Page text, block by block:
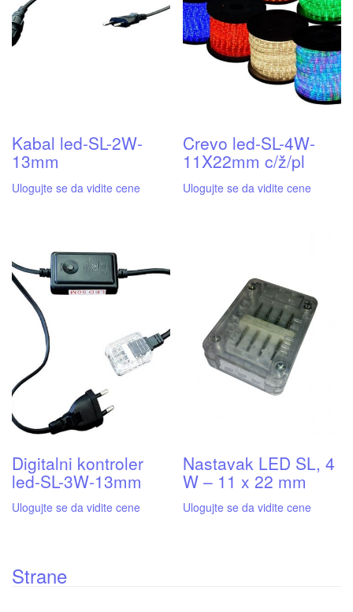
Kabal led-SL-2W-
13mm
Ulogujte se da vidite cene
Crevo led-SL-4W-
11X22mm c/ž/pl
Ulogujte se da vidite cene
Digitalni kontroler
led-SL-3W-13mm
Ulogujte se da vidite cene
Nastavak LED SL, 4
W – 11 x 22 mm
Ulogujte se da vidite cene
Strane